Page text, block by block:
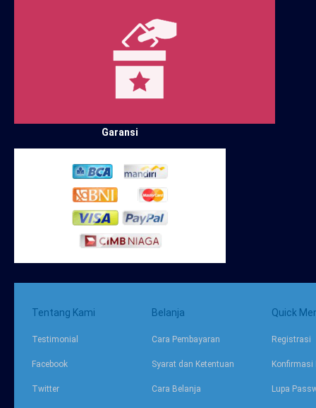
Garansi
Tentang Kami
Testimonial
Facebook
Twitter
Belanja
Cara Pembayaran
Syarat dan Ketentuan
Cara Belanja
Quick
Registrasi
Konfirmasi
Lupa